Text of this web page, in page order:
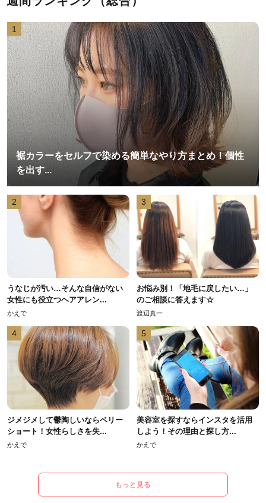
1
裾カラーをセルフで染める簡単なやり方まとめ！個性
を出す...
2
うなじが汚い…そんな自信がない
女性にも役立つヘアアレン...
かえで
3
お悩み別！「地毛に戻したい…」
のご相談に答えます☆
渡辺真一
4
ジメジメして鬱陶しいならベリー
ショート！女性らしさを失...
かえで
5
美容室を探すならインスタを活用
しよう！その理由と探し方...
かえで
もっと見る